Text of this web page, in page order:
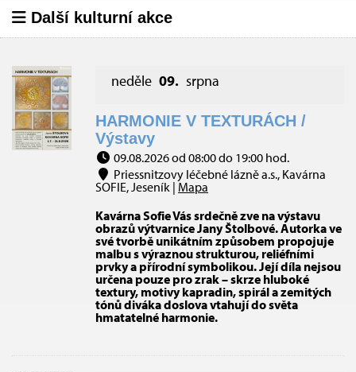
Další kulturní akce
neděle 09. srpna
HARMONIE V TEXTURÁCH /
Výstavy
09.08.2026 od 08:00 do 19:00 hod.
Priessnitzovy léčebné lázně a.s., Kavárna
SOFIE, Jeseník | Mapa
Kavárna Sofie Vás srdečně zve na výstavu
obrazů výtvarnice Jany Štolbové. Autorka ve
své tvorbě unikátním způsobem propojuje
malbu s výraznou strukturou, reliéfními
prvky a přírodní symbolikou. Její díla nejsou
určena pouze pro zrak – skrze hluboké
textury, motivy kapradin, spirál a zemitých
tónů diváka doslova vtahují do světa
hmatatelné harmonie.